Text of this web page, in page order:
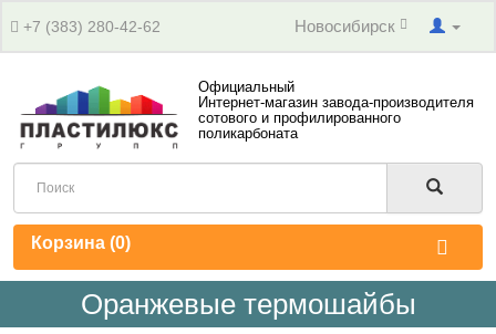
+7 (383) 280-42-62 Новосибирск
Официальный
Интернет-магазин завода-производителя
сотового и профилированного
поликарбоната
Корзина (0)
Оранжевые термошайбы